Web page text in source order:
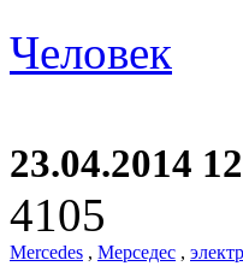
Человек
23.04.2014
4105
Mercedes , Мерседес ,